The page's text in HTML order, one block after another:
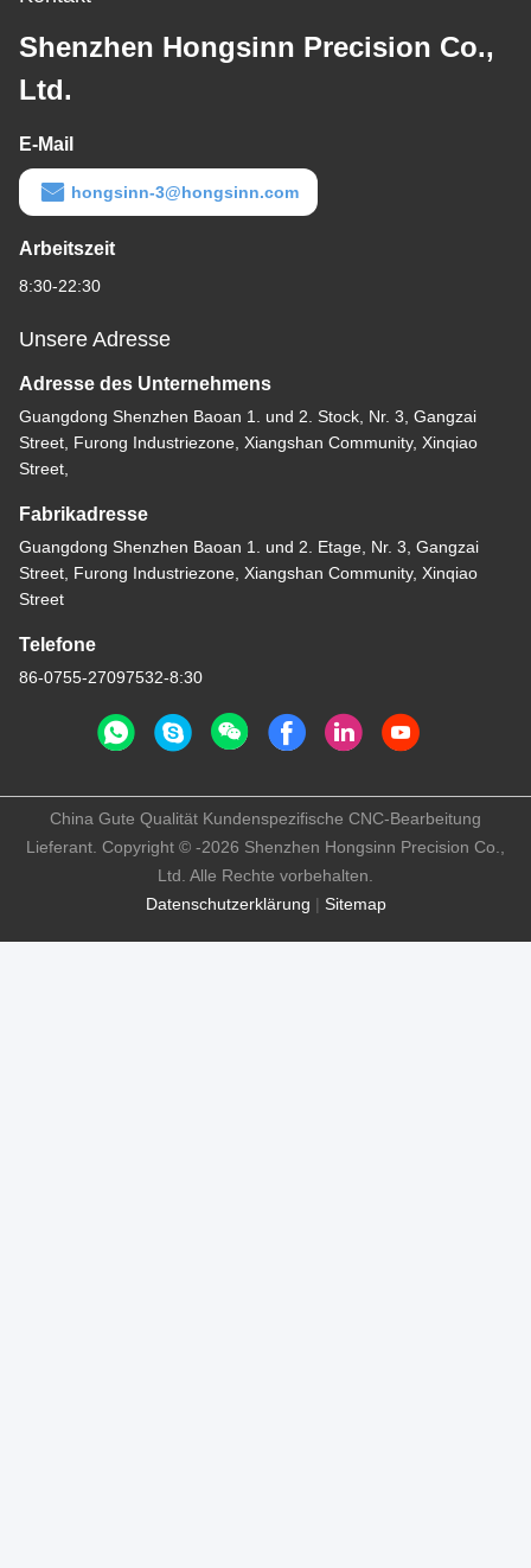
Shenzhen Hongsinn Precision Co.,
Ltd.
E-Mail
hongsinn-3@hongsinn.com
Arbeitszeit
8:30-22:30
Unsere Adresse
Adresse des Unternehmens
Guangdong Shenzhen Baoan 1. und 2. Stock, Nr. 3, Gangzai
Street, Furong Industriezone, Xiangshan Community, Xinqiao
Street,
Fabrikadresse
Guangdong Shenzhen Baoan 1. und 2. Etage, Nr. 3, Gangzai
Street, Furong Industriezone, Xiangshan Community, Xinqiao
Street
Telefone
86-0755-27097532-8:30
Datenschutzerklärung | Sitemap
China Gute Qualität Kundenspezifische CNC-Bearbeitung
Lieferant. Copyright © -2026 Shenzhen Hongsinn Precision Co.,
Ltd. Alle Rechte vorbehalten.